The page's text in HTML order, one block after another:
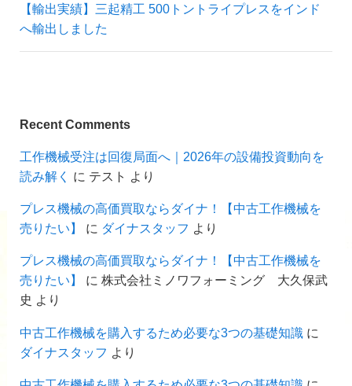
【輸出実績】三起精工 500トントライプレスをインド
へ輸出しました
Recent Comments
工作機械受注は回復局面へ｜2026年の設備投資動向を
読み解く
に テスト より
プレス機械の高価買取ならダイナ！【中古工作機械を
売りたい】
に ダイナスタッフ より
プレス機械の高価買取ならダイナ！【中古工作機械を
売りたい】
に 株式会社ミノワフォーミング 大久保武
史 より
中古工作機械を購入するため必要な3つの基礎知識 に
ダイナスタッフ より